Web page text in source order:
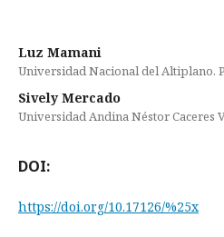
Luz Mamani
Universidad Nacional del Altiplano.
Sively Mercado
Universidad Andina Néstor Caceres
DOI:
https://doi.org/10.17126/%25x